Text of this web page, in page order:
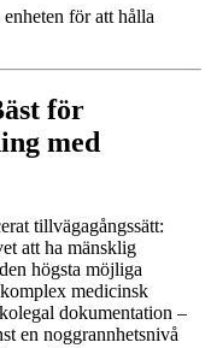
för att hålla
för
med
tillvägagångssätt:
att ha mänsklig
högsta möjliga
medicinsk
dokumentation –
en noggrannhetsnivå